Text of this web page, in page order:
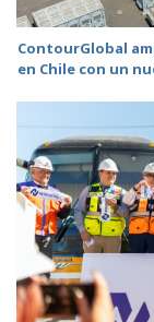
ContourGlobal
en Chile con un